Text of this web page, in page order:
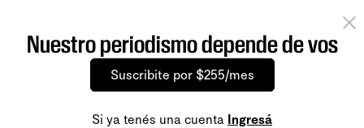
Nuestro periodismo depende de vos
Suscribite por $255/mes
Si ya tenés una cuenta Ingresá